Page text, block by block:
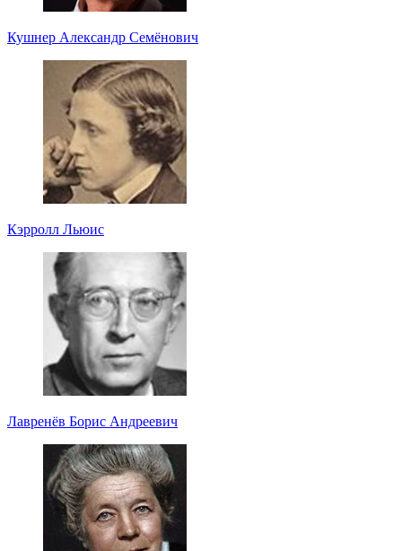
Кушнер Александр Семёнович
Кэрролл Льюис
Лавренёв Борис Андреевич